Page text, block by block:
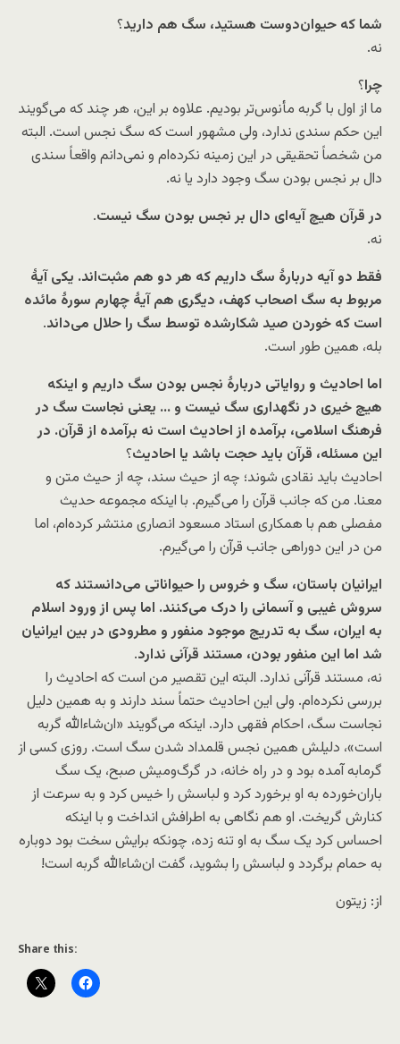
شما که حیوان‌دوست هستید، سگ هم دارید؟
نه.
چرا؟
ما از اول با گربه مأنوس‌تر بودیم. علاوه بر این، هر چند که می‌گویند
این حکم سندی ندارد، ولی مشهور است که سگ نجس است. البته
من شخصاً تحقیقی در این زمینه نکرده‌ام و نمی‌دانم واقعاً سندی
دال بر نجس بودن سگ وجود دارد یا نه.
در قرآن هیچ آیه‌ای دال بر نجس بودن سگ نیست.
نه.
فقط دو آیه دربارۀ سگ داریم که هر دو هم مثبت‌اند. یکی آیۀ
مربوط به سگ اصحاب کهف، دیگری هم آیۀ چهارم سورۀ مائده
است که خوردن صید شکارشده توسط سگ را حلال می‌داند.
بله، همین طور است.
اما احادیث و روایاتی دربارۀ نجس بودن سگ داریم و اینکه
هیچ خیری در نگهداری سگ نیست و … یعنی نجاست سگ در
فرهنگ اسلامی، برآمده از احادیث است نه برآمده از قرآن. در
این‌ مسئله، قرآن باید حجت باشد یا احادیث؟
احادیث باید نقادی شوند؛ چه از حیث سند، چه از حیث متن و
معنا. من که جانب قرآن را می‌گیرم. با اینکه مجموعه حدیث
مفصلی هم با همکاری استاد مسعود انصاری منتشر کرده‌ام، اما
من در این دوراهی جانب قرآن را می‌گیرم.
ایرانیان باستان، سگ و خروس را حیواناتی می‌دانستند که
سروش غیبی و آسمانی را درک می‌کنند. اما پس از ورود اسلام
به ایران، سگ به تدریج موجود منفور و مطرودی در بین ایرانیان
شد اما این منفور بودن، مستند قرآنی ندارد.
نه، مستند قرآنی ندارد. البته این تقصیر من است که احادیث را
بررسی نکرده‌ام. ولی این احادیث حتماً سند دارند و به همین دلیل
نجاست سگ، احکام فقهی دارد. اینکه می‌گویند «ان‌شاءالله گربه
است»، دلیلش همین نجس قلمداد شدن سگ است. روزی کسی از
گرمابه آمده بود و در راه خانه، در گرگ‌ومیش صبح، یک سگ
باران‌خورده به او برخورد کرد و لباسش را خیس کرد و به سرعت از
کنارش گریخت. او هم نگاهی به اطرافش انداخت و با اینکه
احساس کرد یک سگ به او تنه زده، چونکه برایش سخت بود دوباره
به حمام برگردد و لباسش را بشوید، گفت ان‌شاءالله گربه است!
از: زیتون
Share this: